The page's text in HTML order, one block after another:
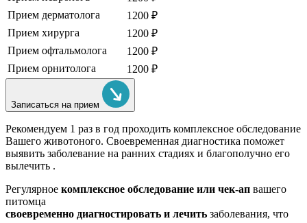
Прием дерматолога
1200 ₽
Прием хирурга
1200 ₽
Прием офтальмолога
1200 ₽
Прием орнитолога
1200 ₽
Записаться на прием
Рекомендуем 1 раз в год проходить комплексное обследование
Вашего животоного. Своевременная диагностика поможет
выявить заболевание на ранних стадиях и благополучно его
вылечить .
Регулярное комплексное обследование или чек-ап вашего
питомца
своевременно диагностировать и лечить заболевания, что